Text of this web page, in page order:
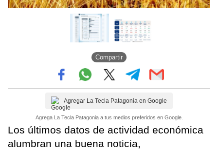
Compartir
Agregar La Tecla Patagonia en Google
Agrega La Tecla Patagonia a tus medios preferidos en Google.
Los últimos datos de actividad económica
alumbran una buena noticia,